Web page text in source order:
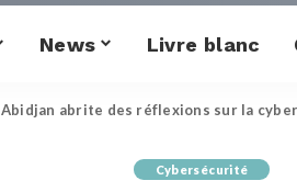
News Livre blanc
Abidjan abrite des réflexions sur la
Cybersécurité